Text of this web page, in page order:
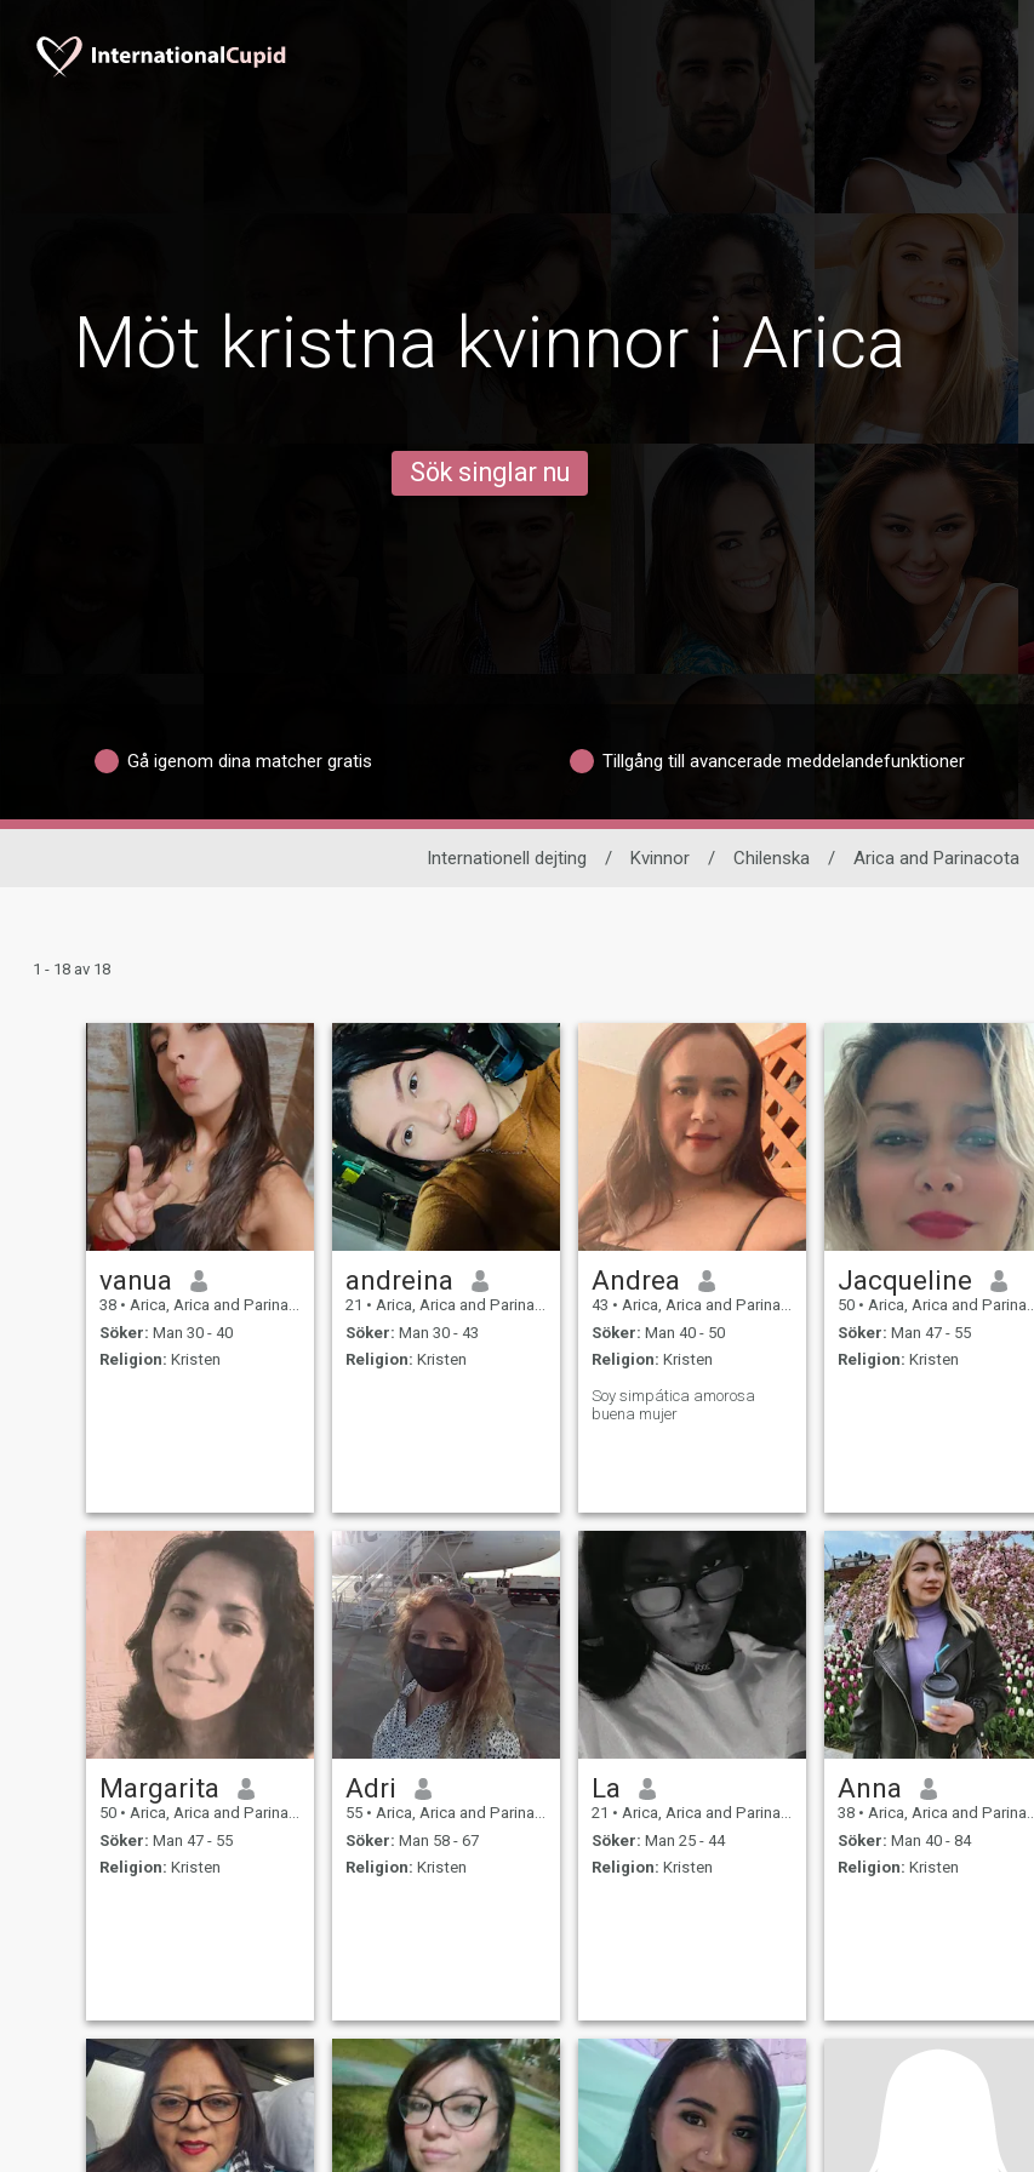
Möt kristna kvinnor i Arica
Sök singlar nu
Gå igenom dina matcher gratis Tillgång till avancerade meddelandefunktioner
Internationell dejting / Kvinnor / Chilenska / Arica and Parinacota
1 - 18 av 18
vanua
38 • Arica, Arica and Parinacota, Chile
Söker: Man 30 - 40
Religion: Kristen
andreina
21 • Arica, Arica and Parinacota, Chile
Söker: Man 30 - 43
Religion: Kristen
Andrea
43 • Arica, Arica and Parinacota, Chile
Söker: Man 40 - 50
Religion: Kristen
Soy simpática amorosa
buena mujer
Jacqueline
50 • Arica, Arica and Parinacota, Chile
Söker: Man 47 - 55
Religion: Kristen
Margarita
50 • Arica, Arica and Parinacota, Chile
Söker: Man 47 - 55
Religion: Kristen
Adri
55 • Arica, Arica and Parinacota, Chile
Söker: Man 58 - 67
Religion: Kristen
La
21 • Arica, Arica and Parinacota, Chile
Söker: Man 25 - 44
Religion: Kristen
Anna
38 • Arica, Arica and Parinacota, Chile
Söker: Man 40 - 84
Religion: Kristen